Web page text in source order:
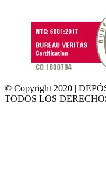
© Copyright 2020 |
TODOS LOS